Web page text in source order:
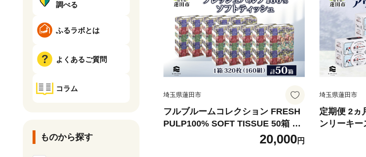
埼玉県蓮田市
フルブルームコレクション FRESH
PULP100% SOFT TISSUE 50箱 5
パック×10 パルプ 丈夫 やわらかい
ティッシュ ペーパー ふんわり 花柄
20,000円
埼玉県蓮田市
定期便 2ヵ
ンリーキー
0箱 河野
ちり紙 や
調べる
ふるラボとは
よくあるご質問
コラム
ものから探す